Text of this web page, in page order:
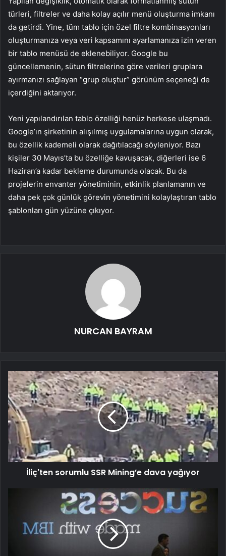
türleri, filtreler ve daha kolay açılır menü oluşturma imkanı
da getirdi. Yine, tüm tablo için özel filtre kombinasyonları
oluşturmanıza veya veri kapsamını ayarlamanıza izin veren
bir tablo menüsü de eklenebiliyor. Google bu
güncellemenin, sütun filtrelerine göre verileri gruplara
ayırmanızı sağlayan “grup oluştur” görünüm seçeneği de
içerdiğini aktarıyor.
Yeni yapılandırılan tablo özelliği henüz herkese ulaşmadı.
Google’ın şirketinin alışılmış uygulamalarına uygun olarak,
bu özellik kademeli olarak dağıtılacağı söyleniyor. Bazı
kişiler 30 Mayıs’ta bu özelliğe kavuşacak, diğerleri ise 6
Haziran’a kadar bekleme durumunda olacak. Bu da
projelerin envanter yönetiminin, etkinlik planlamanın ve
daha pek çok günlük görevin yönetimini kolaylaştıran tablo
şablonları gün yüzüne çıkıyor.
NURCAN BAYRAM
İliç'ten sorumlu SSR Mining’e dava yağıyor